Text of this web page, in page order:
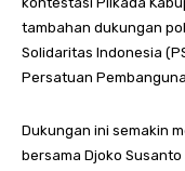
tambahan dukungan
Solidaritas Indonesia
Persatuan
Dukungan ini semakin
bersama Djoko